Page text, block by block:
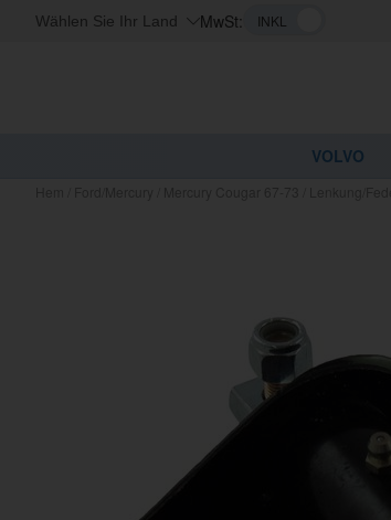
Wählen Sie Ihr Land MwSt:
VOLVO